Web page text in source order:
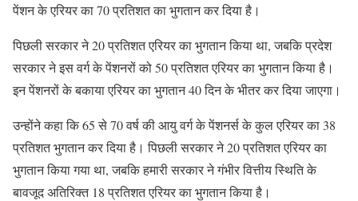
पेंशन के एरियर का 70 प्रतिशत का भुगतान कर दिया है।
पिछली सरकार ने 20 प्रतिशत एरियर का भुगतान किया था, जबकि प्रदेश
सरकार ने इस वर्ग के पेंशनरों को 50 प्रतिशत एरियर का भुगतान किया है।
इन पेंशनरों के बकाया एरियर का भुगतान 40 दिन के भीतर कर दिया जाएगा।
उन्होंने कहा कि 65 से 70 वर्ष की आयु वर्ग के पेंशनर्स के कुल एरियर का 38
प्रतिशत भुगतान कर दिया है। पिछली सरकार ने 20 प्रतिशत एरियर का
भुगतान किया गया था, जबकि हमारी सरकार ने गंभीर वित्तीय स्थिति के
बावजूद अतिरिक्त 18 प्रतिशत एरियर का भुगतान किया है।